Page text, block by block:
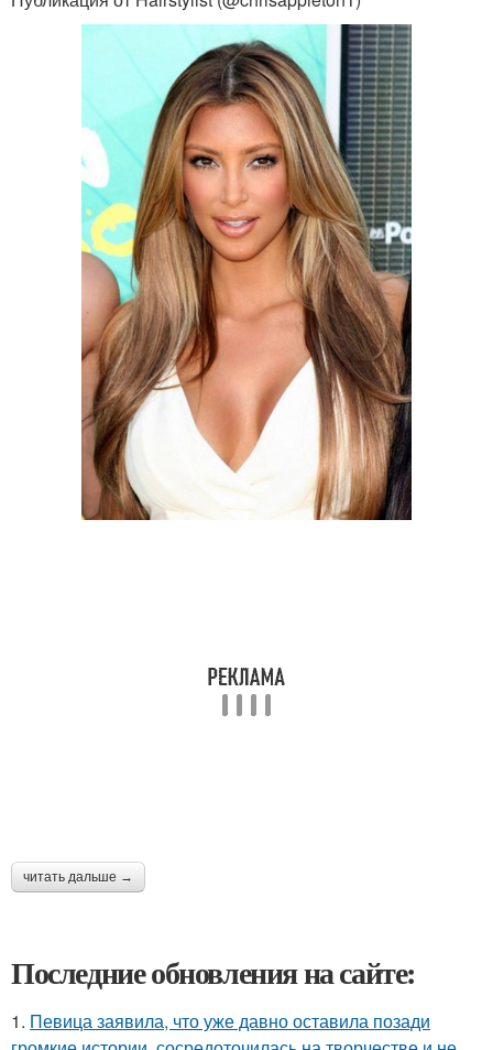
читать дальше →
Последние обновления на сайте:
1. Певица заявила, что уже давно оставила позади